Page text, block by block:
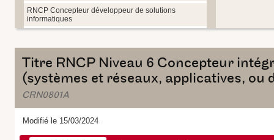
RNCP Concepteur développeur de solutions
informatiques
Titre RNCP Niveau 6 Concepteur
(systèmes et réseaux, applicatives,
CRN0801A
Modifié le 15/03/2024